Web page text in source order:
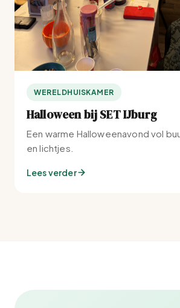
WERELDHUISKAMER
Halloween bij SET IJburg
Een warme Halloweenavond vol
en lichtjes.
Lees verder